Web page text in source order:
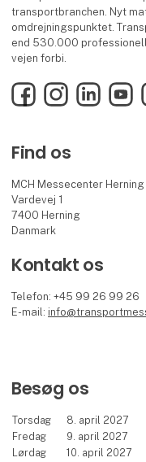
transportbranchen. Nyt
omdrejningspunktet.
end 530.000
vejen forbi.
FacebookInstagramLinkedIn
Find os
MCH Messecenter Herning
Vardevej 1
7400 Herning
Danmark
Kontakt os
Telefon: +45 99 26 99 26
E-mail:
Besøg os
Torsdag 8. april 2027
Fredag
9. april 2027
Lørdag
10. april 2027